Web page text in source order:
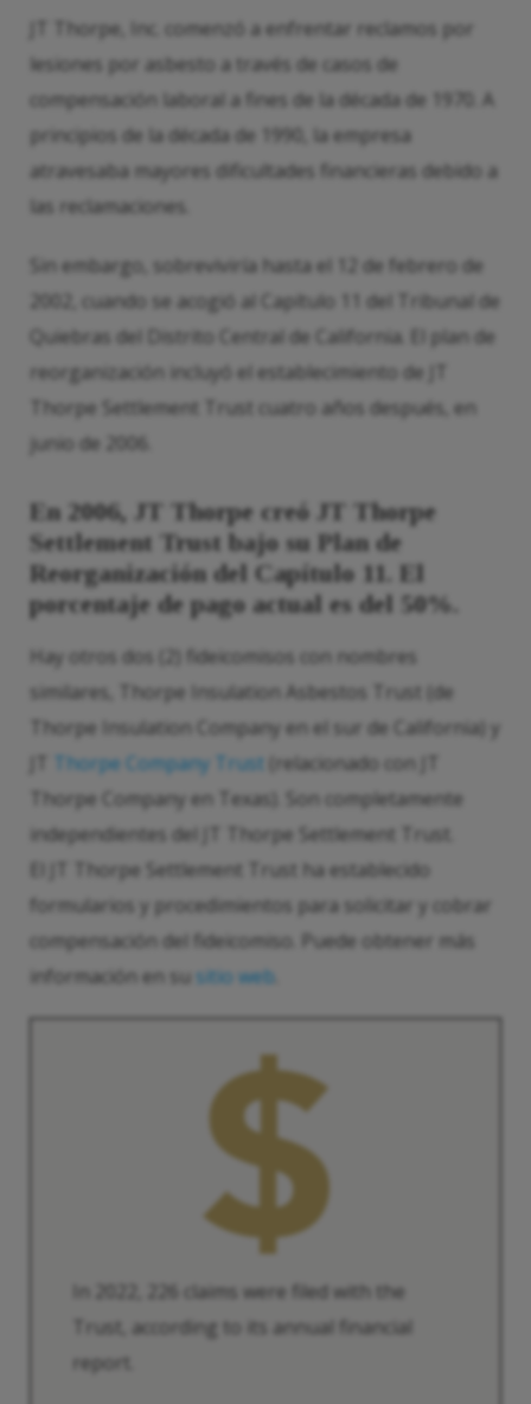
JT Thorpe, Inc. comenzó a enfrentar reclamos por
lesiones por asbesto a través de casos de
compensación laboral a fines de la década de 1970. A
principios de la década de 1990, la empresa
atravesaba mayores dificultades financieras debido a
las reclamaciones.
Sin embargo, sobreviviría hasta el 12 de febrero de
2002, cuando se acogió al Capítulo 11 del Tribunal de
Quiebras del Distrito Central de California. El plan de
reorganización incluyó el establecimiento de JT
Thorpe Settlement Trust cuatro años después, en
junio de 2006.
En 2006, JT Thorpe creó JT Thorpe
Settlement Trust bajo su Plan de
Reorganización del Capítulo 11. El
porcentaje de pago actual es del 50%.
Hay otros dos (2) fideicomisos con nombres
similares, Thorpe Insulation Asbestos Trust (de
Thorpe Insulation Company en el sur de California) y
Thorpe Company Trust (relacionado con JT
Thorpe Company en Texas). Son completamente
independientes del JT Thorpe Settlement Trust.
El JT Thorpe Settlement Trust ha establecido
formularios y procedimientos para solicitar y cobrar
compensación del fideicomiso. Puede obtener más
información en su sitio web
In 2022, 226 claims were filed with the
Trust, according to its annual financial
report.